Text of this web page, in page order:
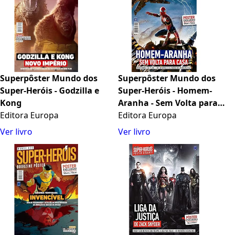
Superpôster Mundo dos
Super-Heróis - Godzilla e
Kong
Editora Europa
Ver livro
Superpôster Mundo dos
Super-Heróis - Homem-
Aranha - Sem Volta para
Casa
Editora Europa
Ver livro